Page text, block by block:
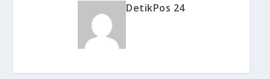
DetikPos 24